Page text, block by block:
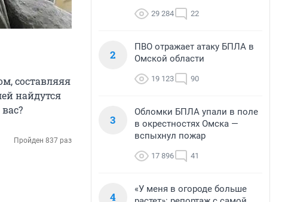
составляяя
найдутся
Пройден 837 раз
29 284 22
2
ПВО отражает атаку БПЛА в
Омской области
19 123 90
3
Обломки БПЛА упали в поле
в окрестностях Омска —
вспыхнул пожар
17 896 41
4
«У меня в огороде больше